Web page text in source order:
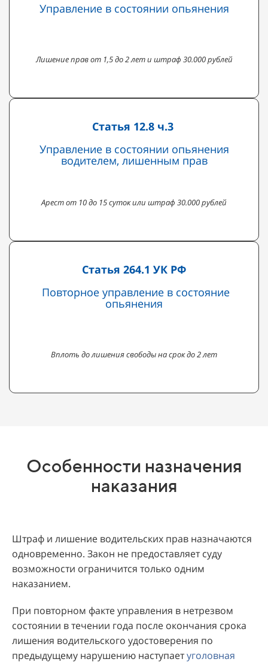
Управление в состоянии опьянения
Лишение прав от 1,5 до 2 лет и штраф 30.000 рублей
Статья 12.8 ч.3
Управление в состоянии опьянения
водителем, лишенным прав
Арест от 10 до 15 суток или штраф 30.000 рублей
Статья 264.1 УК РФ
Повторное управление в состояние
опьянения
Вплоть до лишения свободы на срок до 2 лет
Особенности назначения
наказания
Штраф и лишение водительских прав назначаются
одновременно. Закон не предоставляет суду
возможности ограничится только одним
наказанием.
При повторном факте управления в нетрезвом
состоянии в течении года после окончания срока
лишения водительского удостоверения по
предыдущему нарушению наступаетуголовная